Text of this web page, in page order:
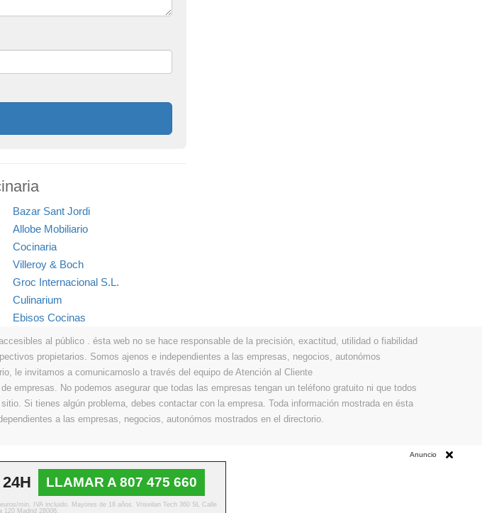
Bazar Sant Jordi
Allobe Mobiliario
Cocinaria
Villeroy & Boch
Groc Internacional S.L.
Culinarium
Ebisos Cocinas
al público . ésta web no se hace responsable de la precisión, exactitud, utilidad o fiabilidad
propietarios. Somos ajenos e independientes a las empresas, negocios, autonómos
le invitamos a comunicarnoslo a través del equipo de Atención al Cliente
empresas. No podemos asegurar que todas las empresas tengan un teléfono gratuito ni que todos
Si tienes algún problema, debes contactar con la empresa. Toda información mostrada en ésta
a las empresas, negocios, autonómos mostrados en el directorio.
los derechos reservados
Anuncio
LLAMAR A 807 475 660
min. IVA incluido. Mayores de 18 años. Vriseilan Tech 360 SL Calle
120 Madrid 28006.